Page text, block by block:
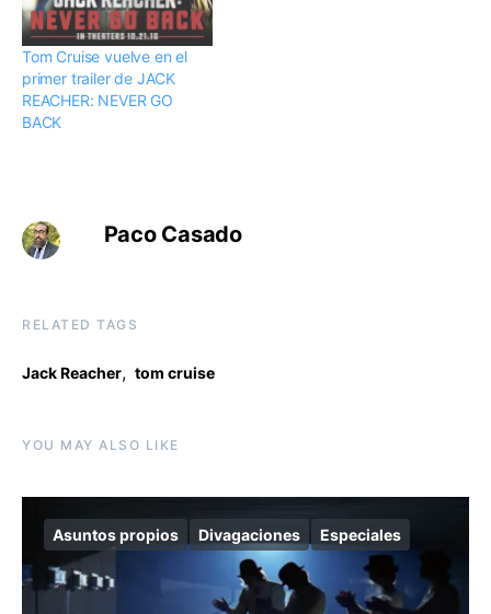
Tom Cruise vuelve en el
primer trailer de JACK
REACHER: NEVER GO
BACK
Paco Casado
RELATED TAGS
Jack Reacher, tom cruise
YOU MAY ALSO LIKE
Asuntos propios Divagaciones Especiales